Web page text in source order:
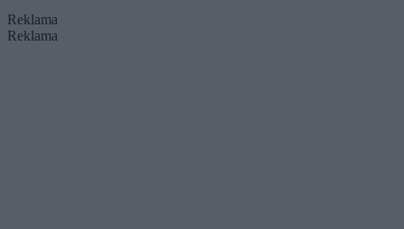
Reklama
Reklama